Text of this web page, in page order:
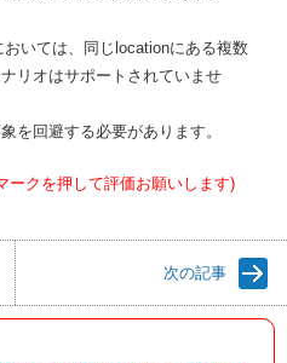
いては、同じlocationにある複数
リオはサポートされていませ
を回避する必要があります。
クを押して評価お願いします)
次の記事